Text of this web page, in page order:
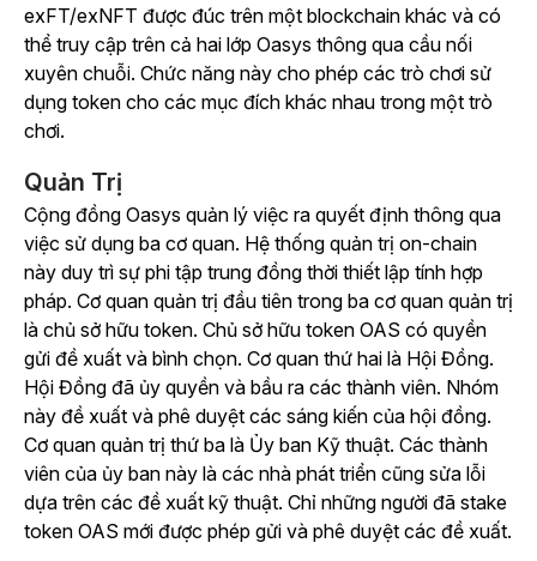
exFT/exNFT được đúc trên một blockchain khác và có
thể truy cập trên cả hai lớp Oasys thông qua cầu nối
xuyên chuỗi. Chức năng này cho phép các trò chơi sử
dụng token cho các mục đích khác nhau trong một trò
chơi.
Quản Trị
Cộng đồng Oasys quản lý việc ra quyết định thông qua
việc sử dụng ba cơ quan. Hệ thống quản trị on-chain
này duy trì sự phi tập trung đồng thời thiết lập tính hợp
pháp. Cơ quan quản trị đầu tiên trong ba cơ quan quản trị
là chủ sở hữu token. Chủ sở hữu token OAS có quyền
gửi đề xuất và bình chọn. Cơ quan thứ hai là Hội Đồng.
Hội Đồng đã ủy quyền và bầu ra các thành viên. Nhóm
này đề xuất và phê duyệt các sáng kiến của hội đồng.
Cơ quan quản trị thứ ba là Ủy ban Kỹ thuật. Các thành
viên của ủy ban này là các nhà phát triển cũng sửa lỗi
dựa trên các đề xuất kỹ thuật. Chỉ những người đã stake
token OAS mới được phép gửi và phê duyệt các đề xuất.